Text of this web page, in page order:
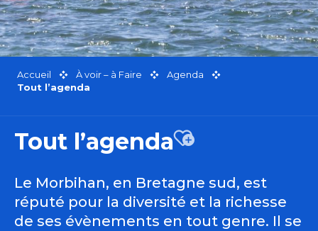
Accueil À voir – à Faire
Agenda
Tout l’agenda
Tout l’agendaAjouter aux
Le Morbihan, en Bretagne sud, est
réputé pour la diversité et la richesse
de ses évènements en tout genre. Il se